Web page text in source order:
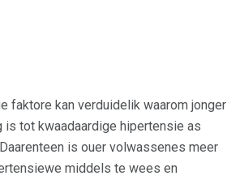
faktore kan verduidelik waarom jonger
is tot kwaadaardige hipertensie as
is ouer volwassenes meer
middels te wees en